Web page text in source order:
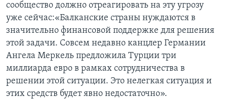
сообщество должно отреагировать на эту угрозу
уже сейчас:«Балканские страны нуждаются в
значительно финансовой поддержке для решения
этой задачи. Совсем недавно канцлер Германии
Ангела Меркель предложила Турции три
миллиарда евро в рамках сотрудничества в
решении этой ситуации. Это нелегкая ситуация и
этих средств будет явно недостаточно».